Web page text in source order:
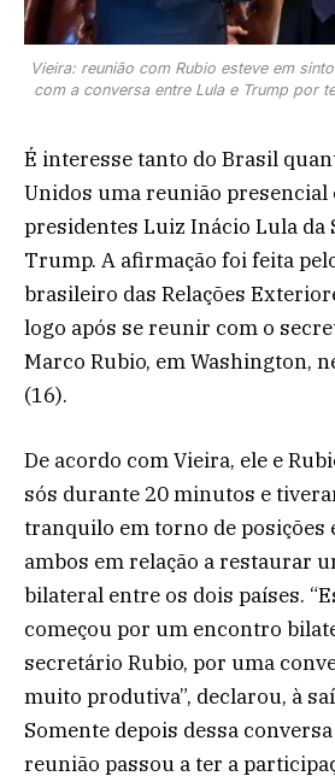
Vieira: reunião com Rubio esteve em
com a conversa entre Lula e Trump por
É interesse tanto do Brasil
Unidos uma reunião presencial
presidentes Luiz Inácio Lula da
Trump. A afirmação foi feita
brasileiro das Relações
logo após se reunir com o
Marco Rubio, em Washington,
(16).
De acordo com Vieira, ele e
sós durante 20 minutos e
tranquilo em torno de posições
ambos em relação a restaurar
bilateral entre os dois países.
começou por um encontro
secretário Rubio, por uma
muito produtiva”, declarou, à
Somente depois dessa
reunião passou a ter a